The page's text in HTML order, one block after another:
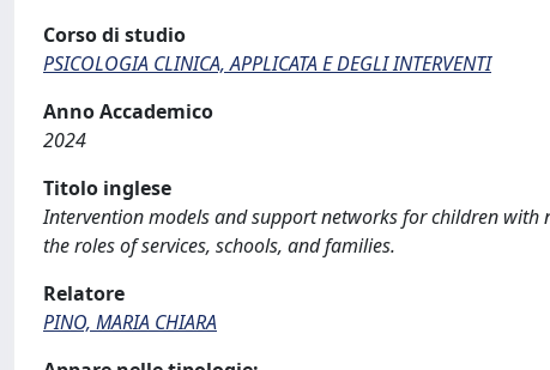
Corso di studio
PSICOLOGIA CLINICA, APPLICATA E DEGLI INTERVENTI
Anno Accademico
2024
Titolo inglese
Intervention models and support networks for children
the roles of services, schools, and families.
Relatore
PINO, MARIA CHIARA